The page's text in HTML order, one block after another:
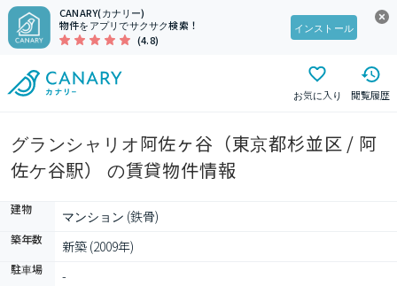
CANARY(カナリー)
物件をアプリでサクサク検索！
(4.8)
インストール
お気に入り 閲覧履歴
グランシャリオ阿佐ヶ谷（東京都杉並区 / 阿
佐ケ谷駅） の賃貸物件情報
建物 マンション (鉄骨)
築年数 新築 (2009年)
駐車場 -